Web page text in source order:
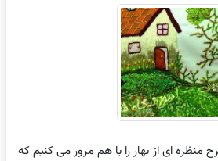
ای از بهار را با هم مرور می کنیم که